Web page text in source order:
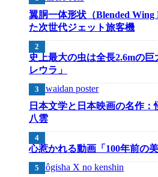
翼胴一体形状（Blended
た次世代ジェット旅客機
史上最大の虫は全長2.6mの
レウラ」
日本文学と日本映画の名作
八雲
心惹かれる動画「100年前の